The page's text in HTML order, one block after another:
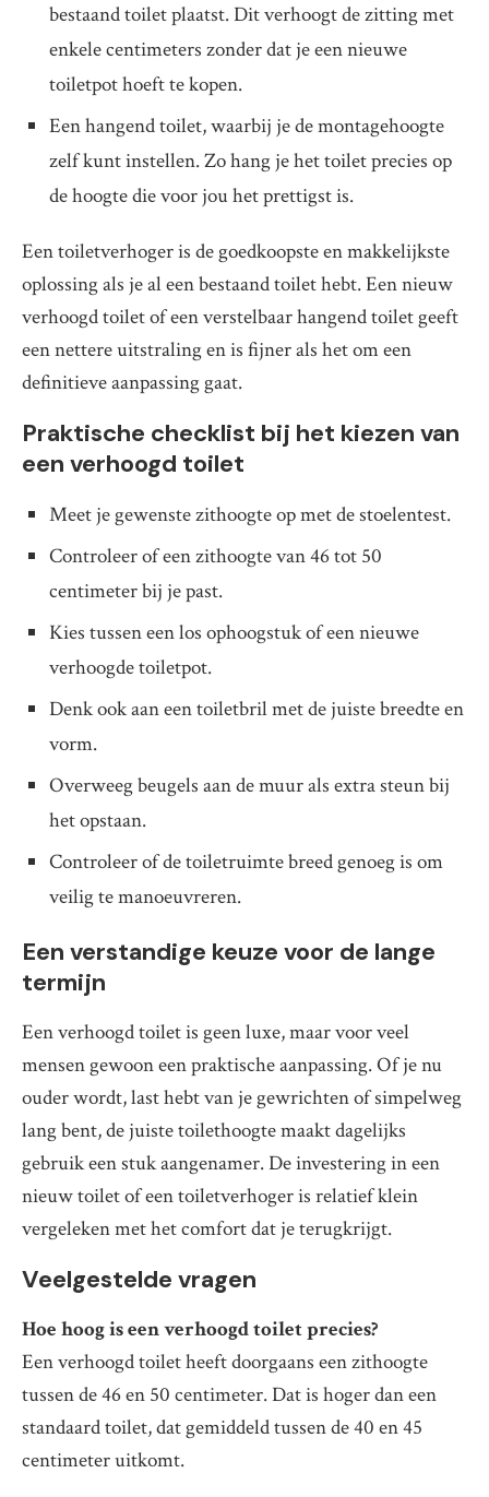
bestaand toilet plaatst. Dit verhoogt de zitting met
enkele centimeters zonder dat je een nieuwe
toiletpot hoeft te kopen.
Een hangend toilet, waarbij je de montagehoogte
zelf kunt instellen. Zo hang je het toilet precies op
de hoogte die voor jou het prettigst is.
Een toiletverhoger is de goedkoopste en makkelijkste
oplossing als je al een bestaand toilet hebt. Een nieuw
verhoogd toilet of een verstelbaar hangend toilet geeft
een nettere uitstraling en is fijner als het om een
definitieve aanpassing gaat.
Praktische checklist bij het kiezen van
een verhoogd toilet
Meet je gewenste zithoogte op met de stoelentest.
Controleer of een zithoogte van 46 tot 50
centimeter bij je past.
Kies tussen een los ophoogstuk of een nieuwe
verhoogde toiletpot.
Denk ook aan een toiletbril met de juiste breedte en
vorm.
Overweeg beugels aan de muur als extra steun bij
het opstaan.
Controleer of de toiletruimte breed genoeg is om
veilig te manoeuvreren.
Een verstandige keuze voor de lange
termijn
Een verhoogd toilet is geen luxe, maar voor veel
mensen gewoon een praktische aanpassing. Of je nu
ouder wordt, last hebt van je gewrichten of simpelweg
lang bent, de juiste toilethoogte maakt dagelijks
gebruik een stuk aangenamer. De investering in een
nieuw toilet of een toiletverhoger is relatief klein
vergeleken met het comfort dat je terugkrijgt.
Veelgestelde vragen
Hoe hoog is een verhoogd toilet precies?
Een verhoogd toilet heeft doorgaans een zithoogte
tussen de 46 en 50 centimeter. Dat is hoger dan een
standaard toilet, dat gemiddeld tussen de 40 en 45
centimeter uitkomt.